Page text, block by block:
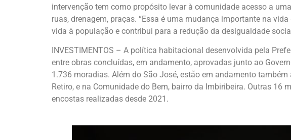
intervenção tem como propósito levar à comunidade acesso a
ruas, drenagem, praças. “Essa é uma mudança importante na
vida à população e contribui para a redução da desigualdade
INVESTIMENTOS – A política habitacional desenvolvida pela
entre obras concluídas, em andamento, aprovadas junto ao
1.736 moradias. Além do São José, estão em andamento
Retiro, e na Comunidade do Bem, bairro da Imbiribeira. Outras
encostas realizadas desde 2021.